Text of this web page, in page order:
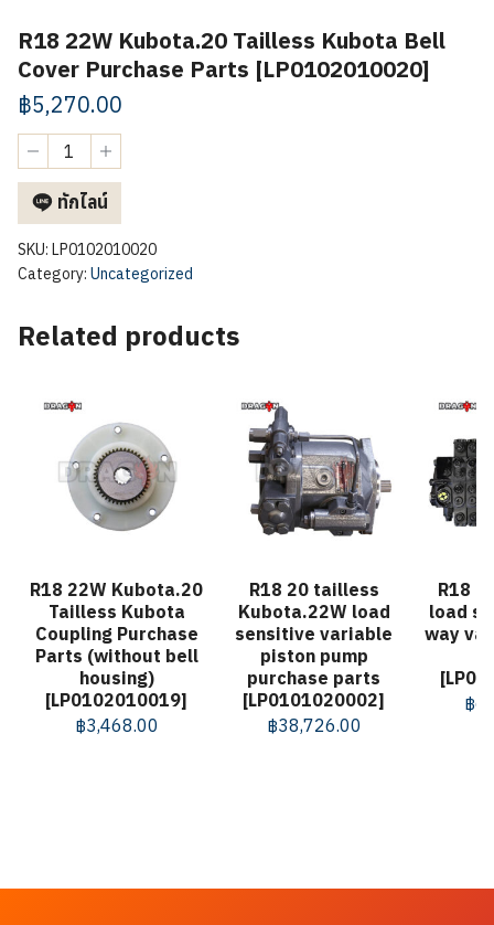
R18 22W Kubota.20 Tailless Kubota Bell
Cover Purchase Parts [LP0102010020]
฿5,270.00
22W
Kubota.20
Tailless
Kubota
Bell
Cover
[LP0102010020]
ทักไลน์
SKU: LP0102010020
Category: Uncategorized
Related products
R18 22W Kubota.20
Tailless Kubota
Coupling Purchase
Parts (without bell
housing)
[LP0102010019]
฿3,468.00
R18 20 tailless
Kubota.22W load
sensitive variable
piston pump
purchase parts
[LP0101020002]
฿38,726.00
R18
load
way
฿